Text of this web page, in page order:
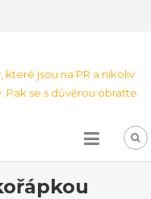
které jsou na PR a nikoliv
Pak se s důvěrou obraťte